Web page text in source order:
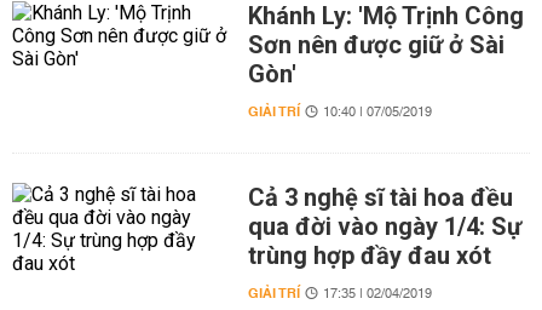
Khánh Ly: 'Mộ Trịnh Công
Sơn nên được giữ ở Sài
Gòn'
GIẢI TRÍ 10:40 | 07/05/2019
Cả 3 nghệ sĩ tài hoa đều
qua đời vào ngày 1/4: Sự
trùng hợp đầy đau xót
GIẢI TRÍ 17:35 | 02/04/2019